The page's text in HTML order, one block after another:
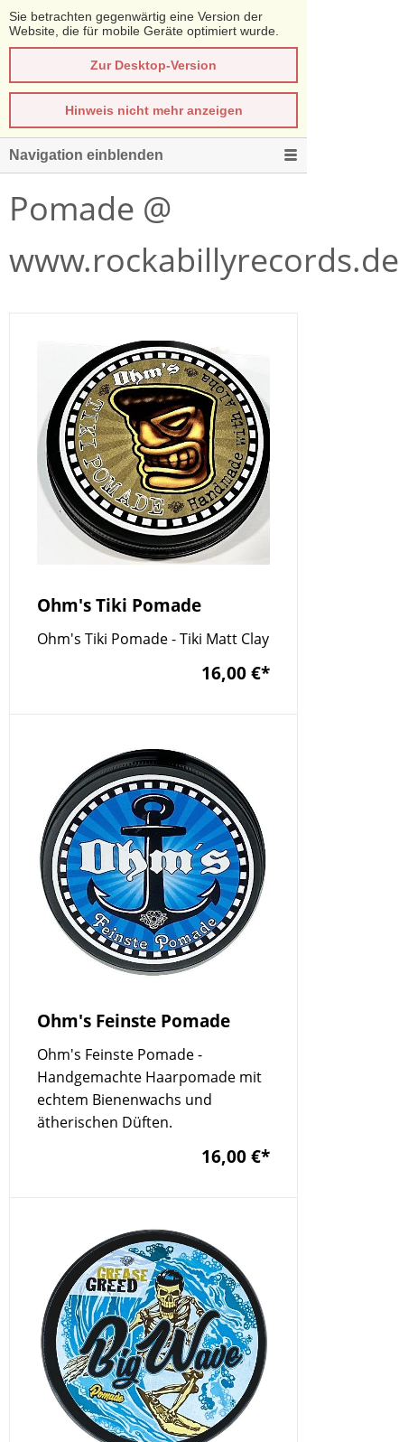
Sie betrachten gegenwärtig eine Version der
Website, die für mobile Geräte optimiert wurde.
Zur Desktop-Version
Hinweis nicht mehr anzeigen
Navigation einblenden
Pomade @
www.rockabillyrecords.de
Ohm's Tiki Pomade
Ohm's Tiki Pomade - Tiki Matt Clay
16,00 €*
Ohm's Feinste Pomade
Ohm's Feinste Pomade -
Handgemachte Haarpomade mit
echtem Bienenwachs und
ätherischen Düften.
16,00 €*